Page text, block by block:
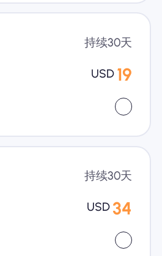
持续30天
USD 19
持续30天
USD 34